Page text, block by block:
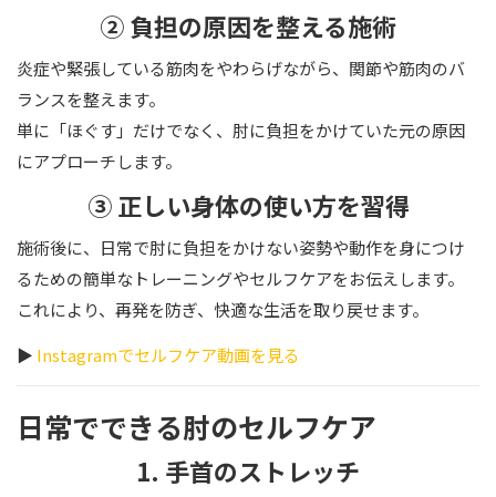
② 負担の原因を整える施術
炎症や緊張している筋肉をやわらげながら、関節や筋肉のバ
ランスを整えます。
単に「ほぐす」だけでなく、肘に負担をかけていた元の原因
にアプローチします。
③ 正しい身体の使い方を習得
施術後に、日常で肘に負担をかけない姿勢や動作を身につけ
るための簡単なトレーニングやセルフケアをお伝えします。
これにより、再発を防ぎ、快適な生活を取り戻せます。
▶ Instagramでセルフケア動画を見る
日常でできる肘のセルフケア
1. 手首のストレッチ